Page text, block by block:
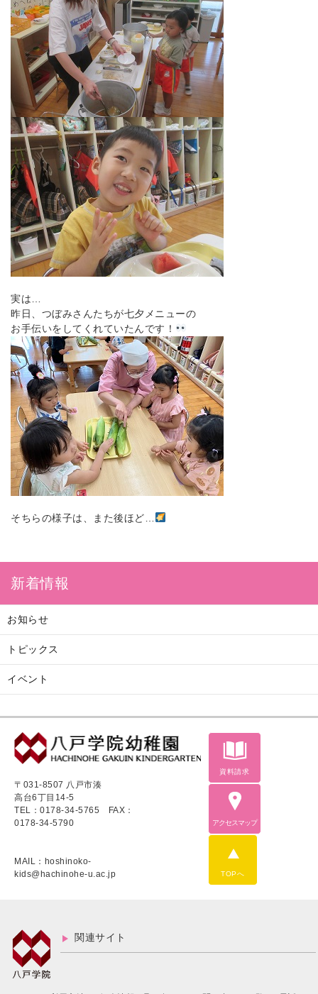
実は…
昨日、つぼみさんたちが七夕メニューの
お手伝いをしてくれていたんです！
そちらの様子は、また後ほど…
新着情報
お知らせ
トピックス
イベント
〒031-8507 八戸市湊
高台6丁目14-5
TEL：0178-34-5765 FAX：
0178-34-5790
MAIL：hoshinoko-
kids@hachinohe-u.ac.jp
資料請求
アクセスマップ
TOPへ
関連サイト